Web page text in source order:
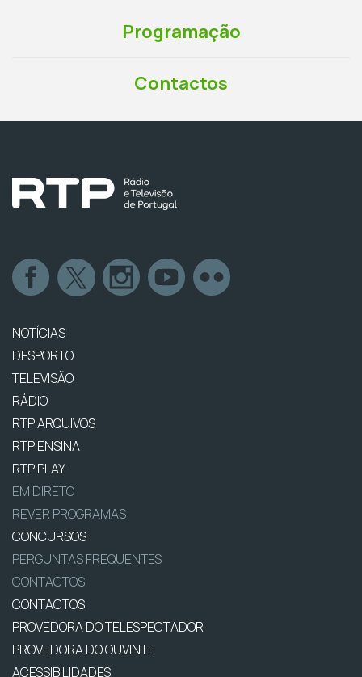
Programação
Contactos
NOTÍCIAS
DESPORTO
TELEVISÃO
RÁDIO
RTP ARQUIVOS
RTP ENSINA
RTP PLAY
EM DIRETO
REVER PROGRAMAS
CONCURSOS
PERGUNTAS FREQUENTES
CONTACTOS
CONTACTOS
PROVEDORA DO TELESPECTADOR
PROVEDORA DO OUVINTE
ACESSIBILIDADES